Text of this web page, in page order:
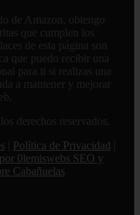
de Amazon, obtengo
que cumplen los
de esta página son
que puedo recibir una
para ti si realizas una
a mantener y mejorar
derechos reservados.
Política de Privacidad
0lemiswebs SEO y
Cabañuelas